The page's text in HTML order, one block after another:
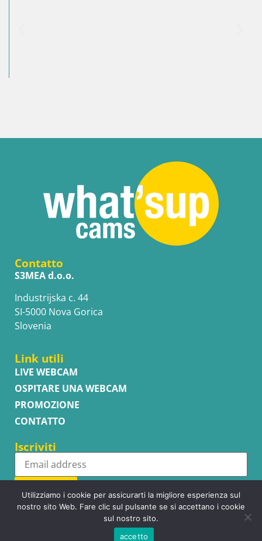
Contatto
S3MEA d.o.o.
Industrijska c. 44
SI-5000 Nova Gorica
Slovenia
Link utili
LIVE WEBCAM
OSPITARE UNA WEBCAM
PROMOZIONE
CONTATTO
Iscriviti
Subscribe
Copyright © WhatsupCams 2016 - 2026. All right reserved.
Utilizziamo i cookie per assicurarti la migliore esperienza sul
nostro sito Web. Fare clic sul pulsante se si accettano i cookie
sul nostro sito.
accetto